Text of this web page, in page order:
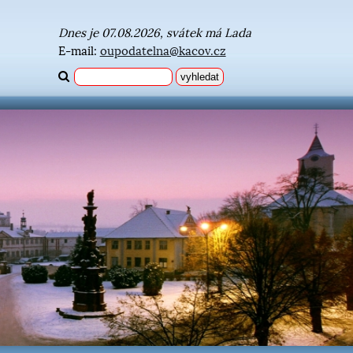
Dnes je 07.08.2026, svátek má Lada
E-mail: oupodatelna@kacov.cz